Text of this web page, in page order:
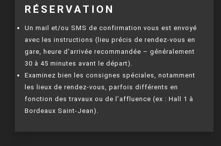
RÉSERVATION
Un mail et/ou SMS de confirmation vous est envoyé
avec les instructions (lieu précis de rendez-vous en
gare, heure d’arrivée recommandée – généralement
30 à 45 minutes avant le départ).
Examinez bien les consignes spéciales, notamment
les lieux de rendez-vous, parfois différents en
fonction des travaux ou de l’affluence (ex : Hall 1 à
Bordeaux Saint-Jean).